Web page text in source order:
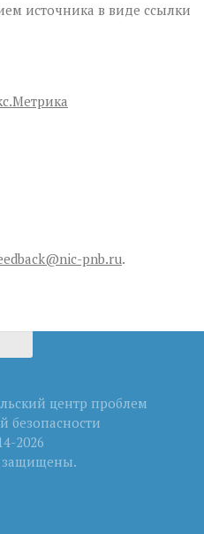
источника в виде ссылки
pnb.ru.
центр проблем
безопасности
2026
защищены.